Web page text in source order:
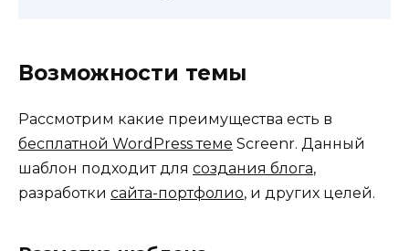
Возможности темы
Рассмотрим какие преимущества есть в
бесплатной WordPress теме Screenr. Данный
шаблон подходит для создания блога,
разработки сайта-портфолио, и других целей.